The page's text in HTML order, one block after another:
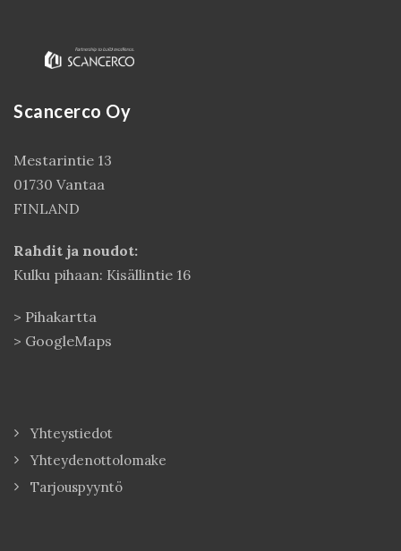
Scancerco Oy
Mestarintie 13
01730 Vantaa
FINLAND
Rahdit ja noudot:
Kulku pihaan: Kisällintie 16
> Pihakartta
> GoogleMaps
Yhteystiedot
Yhteydenottolomake
Tarjouspyyntö